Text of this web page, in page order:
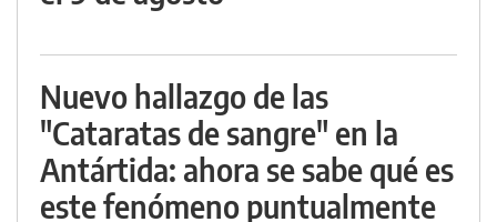
Nuevo hallazgo de las
"Cataratas de sangre" en la
Antártida: ahora se sabe qué es
este fenómeno puntualmente